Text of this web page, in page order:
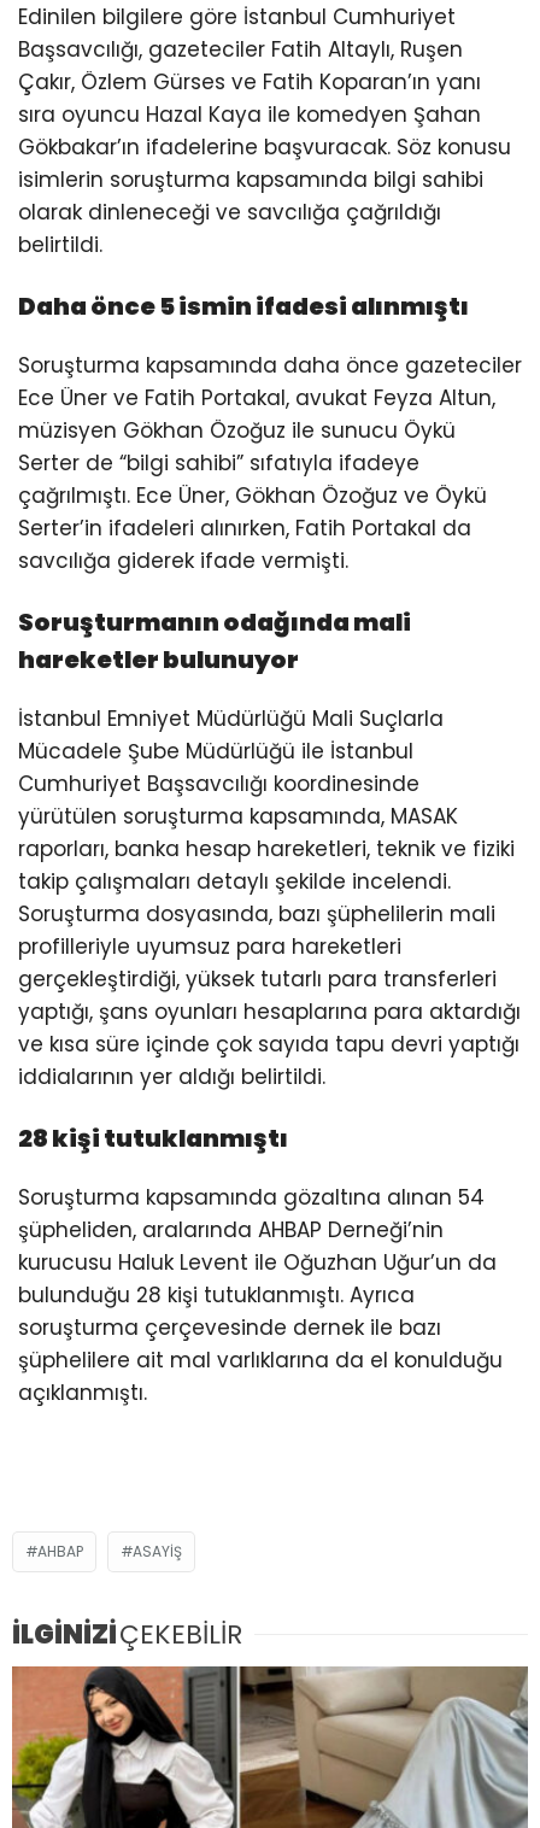
Edinilen bilgilere göre İstanbul Cumhuriyet
Başsavcılığı, gazeteciler Fatih Altaylı, Ruşen
Çakır, Özlem Gürses ve Fatih Koparan’ın yanı
sıra oyuncu Hazal Kaya ile komedyen Şahan
Gökbakar’ın ifadelerine başvuracak. Söz konusu
isimlerin soruşturma kapsamında bilgi sahibi
olarak dinleneceği ve savcılığa çağrıldığı
belirtildi.
Daha önce 5 ismin ifadesi alınmıştı
Soruşturma kapsamında daha önce gazeteciler
Ece Üner ve Fatih Portakal, avukat Feyza Altun,
müzisyen Gökhan Özoğuz ile sunucu Öykü
Serter de “bilgi sahibi” sıfatıyla ifadeye
çağrılmıştı. Ece Üner, Gökhan Özoğuz ve Öykü
Serter’in ifadeleri alınırken, Fatih Portakal da
savcılığa giderek ifade vermişti.
Soruşturmanın odağında mali
hareketler bulunuyor
İstanbul Emniyet Müdürlüğü Mali Suçlarla
Mücadele Şube Müdürlüğü ile İstanbul
Cumhuriyet Başsavcılığı koordinesinde
yürütülen soruşturma kapsamında, MASAK
raporları, banka hesap hareketleri, teknik ve fiziki
takip çalışmaları detaylı şekilde incelendi.
Soruşturma dosyasında, bazı şüphelilerin mali
profilleriyle uyumsuz para hareketleri
gerçekleştirdiği, yüksek tutarlı para transferleri
yaptığı, şans oyunları hesaplarına para aktardığı
ve kısa süre içinde çok sayıda tapu devri yaptığı
iddialarının yer aldığı belirtildi.
28 kişi tutuklanmıştı
Soruşturma kapsamında gözaltına alınan 54
şüpheliden, aralarında AHBAP Derneği’nin
kurucusu Haluk Levent ile Oğuzhan Uğur’un da
bulunduğu 28 kişi tutuklanmıştı. Ayrıca
soruşturma çerçevesinde dernek ile bazı
şüphelilere ait mal varlıklarına da el konulduğu
açıklanmıştı.
AHBAP ASAYIŞ
İLGİNİZİÇEKEBİLİR